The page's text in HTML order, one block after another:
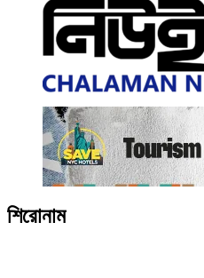
শিরোনাম